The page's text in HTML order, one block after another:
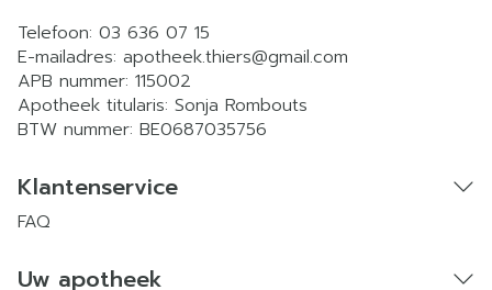
Telefoon: 03 636 07 15
E-mailadres: apotheek.thiers@gmail.com
APB nummer: 115002
Apotheek titularis: Sonja Rombouts
BTW nummer: BE0687035756
Klantenservice
FAQ
Uw apotheek